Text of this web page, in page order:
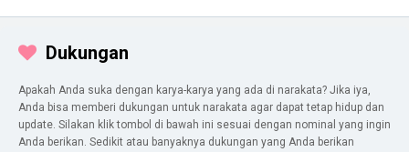
Dukungan
Apakah Anda suka dengan karya-karya yang ada di narakata? Jika iya,
Anda bisa memberi dukungan untuk narakata agar dapat tetap hidup dan
update. Silakan klik tombol di bawah ini sesuai dengan nominal yang ingin
Anda berikan. Sedikit atau banyaknya dukungan yang Anda berikan